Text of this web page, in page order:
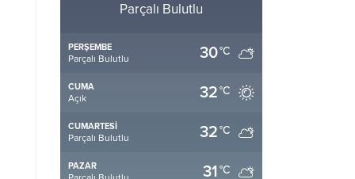
Parçalı Bulutlu
PERŞEMBE
Parçalı Bulutlu 30°C
CUMA
Açık 32°C
CUMARTESI
Parçalı Bulutlu 32°C
PAZAR 31°C